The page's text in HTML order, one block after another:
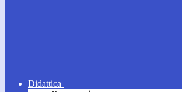
Didattica